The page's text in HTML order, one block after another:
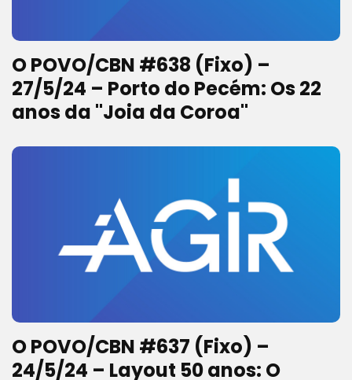
O POVO/CBN #638 (Fixo) –
27/5/24 – Porto do Pecém: Os 22
anos da "Joia da Coroa"
O POVO/CBN #637 (Fixo) –
24/5/24 – Layout 50 anos: O